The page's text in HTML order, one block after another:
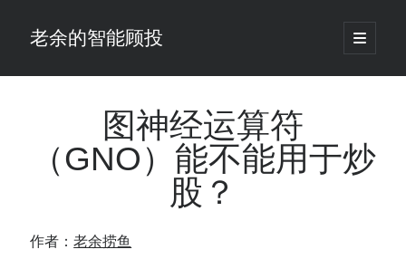
老余的智能顾投
open
primary
Sidebar
最新发表 ：
Black-Scholes模型漏算了一笔账，对冲基金用田中公式把它做成了生意
老余看市：假曙光、核电弹药上膛、AI分化
你的回测曲线越漂亮，我越替你担心：因为历史顺序，正在“倒着”给你
讲故事
图神经运算符
（GNO）能不能用于炒
股？
作者：老余捞鱼